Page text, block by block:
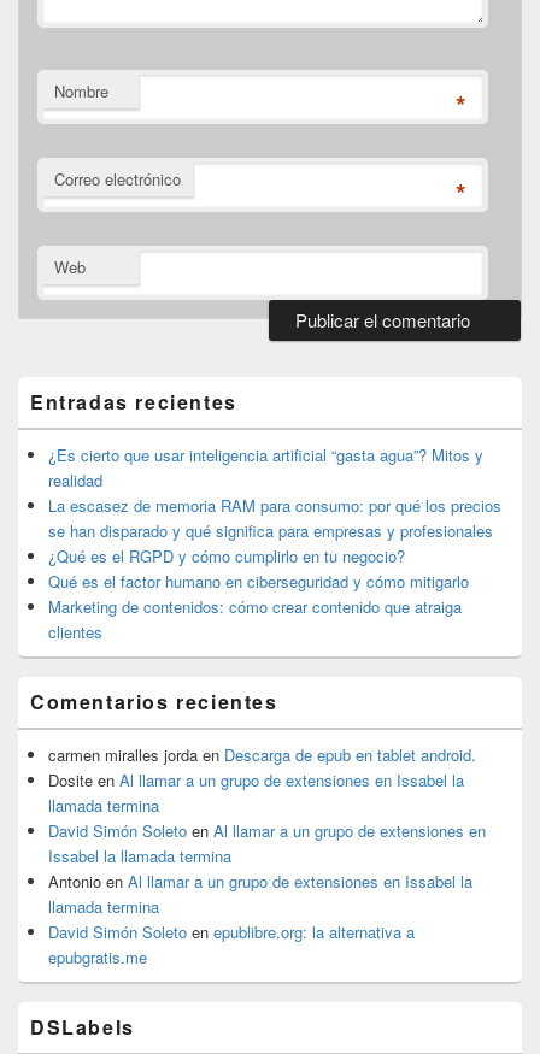
Nombre *
Correo electrónico *
Web
de
widget
barra
lateral
primaria
Entradas recientes
¿Es cierto que usar inteligencia artificial “gasta agua”? Mitos y
realidad
La escasez de memoria RAM para consumo: por qué los precios
se han disparado y qué significa para empresas y profesionales
¿Qué es el RGPD y cómo cumplirlo en tu negocio?
Qué es el factor humano en ciberseguridad y cómo mitigarlo
Marketing de contenidos: cómo crear contenido que atraiga
clientes
Comentarios recientes
carmen miralles jorda en Descarga de epub en tablet android.
Dosite en Al llamar a un grupo de extensiones en Issabel la
llamada termina
David Simón Soleto en Al llamar a un grupo de extensiones en
Issabel la llamada termina
Antonio en Al llamar a un grupo de extensiones en Issabel la
llamada termina
David Simón Soleto en epublibre.org: la alternativa a
epubgratis.me
DSLabels